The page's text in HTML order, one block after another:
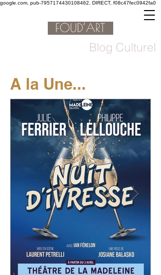
google.com, pub-7957174430108462, DIRECT, f08c47fec0942fa0
Blog Culturel
A la Une...